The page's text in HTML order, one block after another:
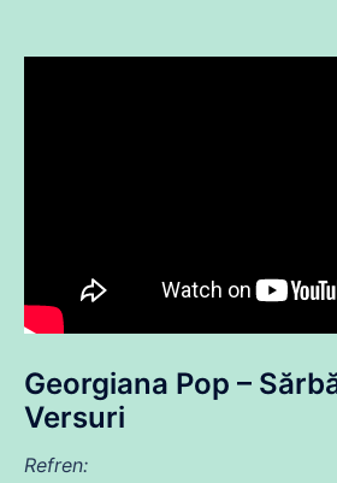
Georgiana Pop –
Versuri
Refren: